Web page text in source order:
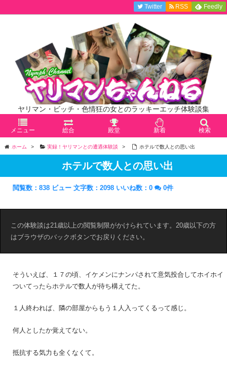
ヤリマン・ビッチ・色情狂の女とのラッキーエッチ体験談集
メニュー 総合 殿堂 新着 検索
Twitter RSS Feedly
ホーム > 実録！ヤリマンとの遭遇体験談 > ホテルで数人との思い出
ホテルで数人との思い出
閲覧数：838 ビュー 文字数：2098 いいね数： 0 0件
この体験談は21歳以上の閲覧制限がかけられています。20歳以下の方
はブラウザのバックボタンでお戻りください。
そういえば、１７の頃、イケメンにナンパされて意気投合してホイホイ
ついてったらホテルで数人が待ち構えてた。
１人終われば、隣の部屋からもう１人入ってくるって感じ。
何人としたか覚えてない。
抵抗する気力も全くなくて。